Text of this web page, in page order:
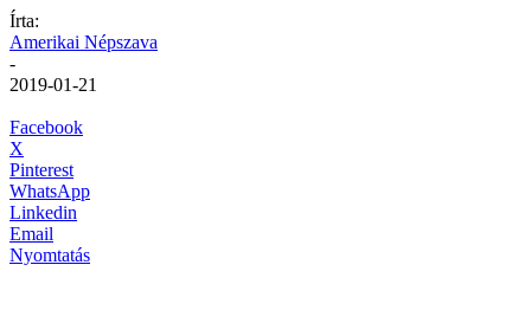
Írta:
Amerikai Népszava
-
2019-01-21
Facebook
X
Pinterest
WhatsApp
Linkedin
Email
Nyomtatás